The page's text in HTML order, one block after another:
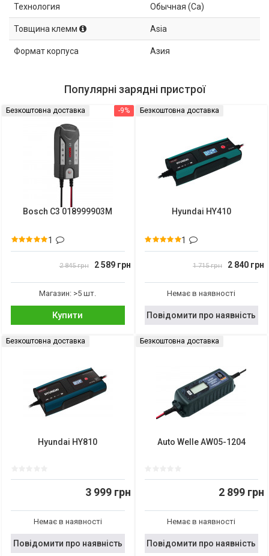
Технология Обычная (Ca)
Товщина клемм Asia
Формат корпуса Азия
Популярні зарядні пристрої
-9%
Безкоштовна доставка
Bosch C3 018999903M
1
2 845 грн 2 589 грн
Магазин: >5 шт.
Купити
Безкоштовна доставка
Hyundai HY410
1
1 715 грн 2 840 грн
Немає в наявності
Повідомити про наявність
Безкоштовна доставка
Hyundai HY810
3 999 грн
Немає в наявності
Повідомити про наявність
Безкоштовна доставка
Auto Welle AW05-1204
2 899 грн
Немає в наявності
Повідомити про наявність